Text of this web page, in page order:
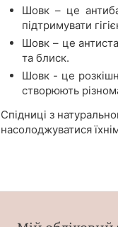
Шовк – це
підтримувати
Шовк – це
та блиск.
Шовк - це
створюють
Спідниці з
насолоджуватися